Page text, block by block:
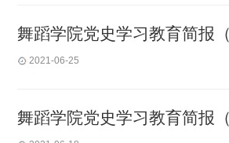
舞蹈学院党史学习教育简报
2021-06-25
舞蹈学院党史学习教育简